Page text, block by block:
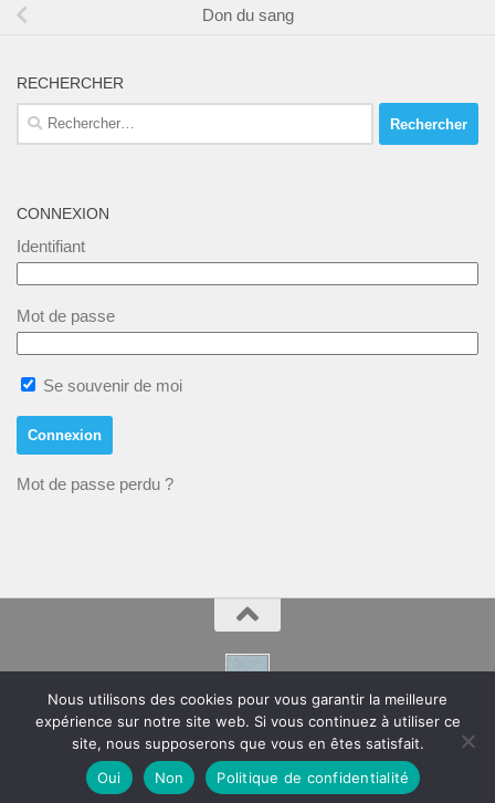
Don du sang
RECHERCHER
Rechercher :
CONNEXION
Identifiant
Mot de passe
Se souvenir de moi
Mot de passe perdu ?
Montpeyroux – Hérault Site de la Mairie
Nous utilisons des cookies pour vous garantir la meilleure
expérience sur notre site web. Si vous continuez à utiliser ce
site, nous supposerons que vous en êtes satisfait.
Oui
Non Politique de confidentialité